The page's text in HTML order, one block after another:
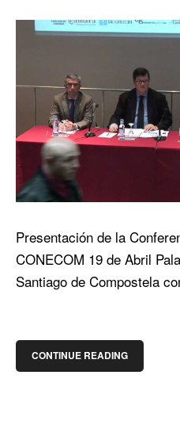
Presentación de la
CONECOM 19 de Abril
Santiago de Compostela
CONTINUE READING